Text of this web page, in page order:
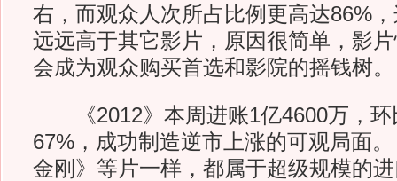
右，而观众人次所占比例更高达86%
远远高于其它影片，原因很简单，影
会成为观众购买首选和影院的摇钱树。
《2012》本周进账1亿4600万，环
67%，成功制造逆市上涨的可观局面
金刚》等片一样，都属于超级规模的